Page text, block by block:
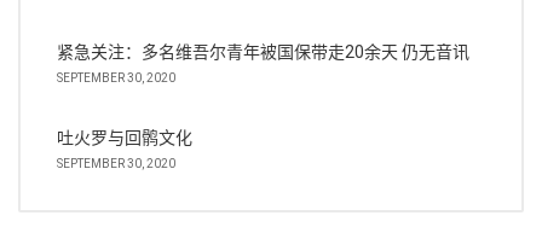
紧急关注：多名维吾尔青年被国保带走20余天 仍无音讯
SEPTEMBER 30, 2020
吐火罗与回鹘文化
SEPTEMBER 30, 2020